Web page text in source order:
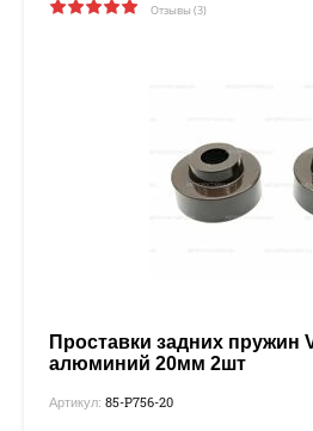
Отзывы (3)
Проставки задних пружин
алюминий 20мм 2шт
Артикул: 85-P756-20